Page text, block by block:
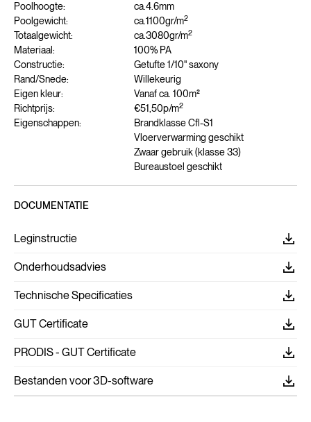
Poolhoogte:
ca.4.6mm
Poolgewicht:
ca.1100gr/m2
Totaalgewicht: ca.3080gr/m2
Materiaal:
100% PA
Constructie:
Getufte 1/10" saxony
Rand/Snede:
Willekeurig
Eigen kleur:
Vanaf ca. 100m²
Richtprijs:
€51,50p/m2
Eigenschappen:
Brandklasse Cfl-S1
Vloerverwarming geschikt
Zwaar gebruik (klasse 33)
Bureaustoel geschikt
DOCUMENTATIE
Leginstructie
Onderhoudsadvies
Technische Specificaties
GUT Certificate
PRODIS - GUT Certificate
Bestanden voor 3D-software